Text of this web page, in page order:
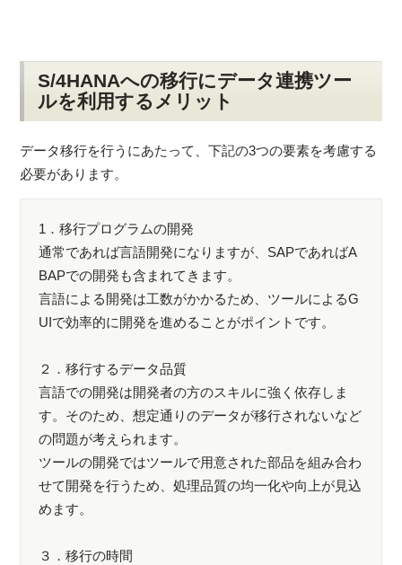
S/4HANAへの移行にデータ連携ツー
ルを利用するメリット
データ移行を行うにあたって、下記の3つの要素を考慮する
必要があります。
1．移行プログラムの開発
通常であれば言語開発になりますが、SAPであればA
BAPでの開発も含まれてきます。
言語による開発は工数がかかるため、ツールによるG
UIで効率的に開発を進めることがポイントです。
２．移行するデータ品質
言語での開発は開発者の方のスキルに強く依存しま
す。そのため、想定通りのデータが移行されないなど
の問題が考えられます。
ツールの開発ではツールで用意された部品を組み合わ
せて開発を行うため、処理品質の均一化や向上が見込
めます。
３．移行の時間